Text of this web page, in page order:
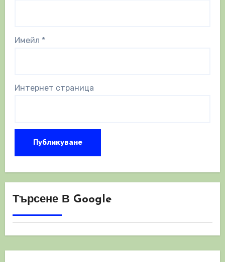
Имейл *
Интернет страница
Търсене В Google